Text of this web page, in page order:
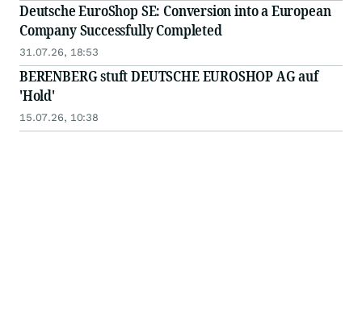
Deutsche EuroShop SE: Conversion into a European
Company Successfully Completed
31.07.26, 18:53
BERENBERG stuft DEUTSCHE EUROSHOP AG auf
'Hold'
15.07.26, 10:38